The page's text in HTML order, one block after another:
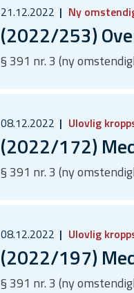
21.12.2022 Ny
(2022/253)
§ 391 nr. 3 (ny
08.12.2022 Ulovlig
(2022/172)
§ 391 nr. 3 (ny
08.12.2022 Ulovlig
(2022/197)
§ 391 nr. 3 (ny